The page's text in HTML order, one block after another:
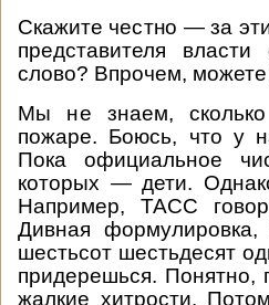
Скажите честно — за
представителя
слово? Впрочем,
Мы не знаем,
пожаре. Боюсь, что у
Пока официальное
которых — дети.
Например, ТАСС
Дивная
шестьсот шестьдесят
придерешься. Понятно,
жалкие хитрости.